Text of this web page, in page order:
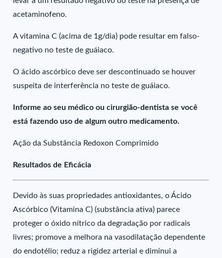
acetaminofeno.
A vitamina C (acima de 1g/dia) pode resultar em falso-
negativo no teste de guáiaco.
O ácido ascórbico deve ser descontinuado se houver
suspeita de interferência no teste de guáiaco.
Informe ao seu médico ou cirurgião-dentista se você
está fazendo uso de algum outro medicamento.
Ação da Substância Redoxon Comprimido
Resultados de Eficácia
Devido às suas propriedades antioxidantes, o Ácido
Ascórbico (Vitamina C) (substância ativa) parece
proteger o óxido nítrico da degradação por radicais
livres; promove a melhora na vasodilatação dependente
do endotélio; reduz a rigidez arterial e diminui a